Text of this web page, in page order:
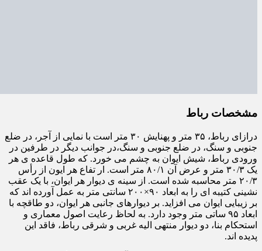
مشخصات رباط
درازای رباط، ۳۵ متر و پهنایش ۳۰ متر است با نمایی از آجر، در ضلع
جنوبی و سنگ، در ضلع جنوبی و سنگ،در جوانب دیگر در طرفین در
ورودی رباط، شیش ایوان به چشم می خورد. که طول قاعده ی هر
یک ۳۰/۳ متر و عرض آن ۸۰/۱ متر است. ار تفاع هر ایون از رأس
۲۰/۳ متر محاسبه شده است. از سینه ی دیوار هر ایوان، با یک عقب
نشینی کتیبه ای را به ابعاد ۹۰×۲۰۰ سانتی متر به عمل آورده اند که
بر زیبایی ایوان می افزاید. بر دیوارهای جانبی هر ایوان، دو طاقچه با
ابعاد ۹۵ ساتی متر وجود دارد. به لحاظ رعایت اصول معماری و
استحکام بنا، دو دیوار منتهی الیه غربی و شرقی رباط، فاقد این
پدیده اند.